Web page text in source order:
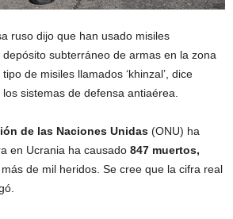
ruso dijo que han usado misiles
subterráneo de armas en la zona
de misiles llamados ‘khinzal’, dice
sistemas de defensa antiaérea.
de las Naciones Unidas (ONU) ha
en Ucrania ha causado 847 muertos,
más de mil heridos. Se cree que la cifra real